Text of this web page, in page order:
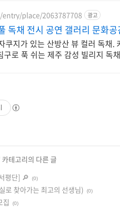
place/2063787708 광고
독채 전시 공연 갤러리 문화
쿠지가 있는 산방산 뷰 컬러 독채.
구로 푹 쉬는 제주 감성 빌리지 독
카테고리의 다른 글
평단] 🔎
(0)
로 찾아가는 최고의 선생님) (0)
집 (0)